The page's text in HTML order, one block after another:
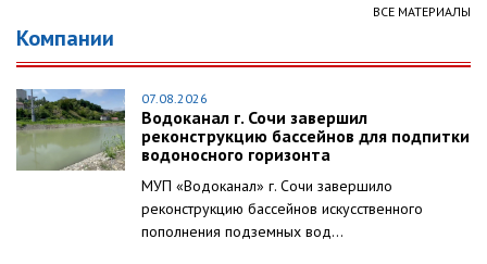
ВСЕ МАТЕРИАЛЫ
Компании
07.08.2026
Водоканал г. Сочи завершил
реконструкцию бассейнов для подпитки
водоносного горизонта
МУП «Водоканал» г. Сочи завершило
реконструкцию бассейнов искусственного
пополнения подземных вод...